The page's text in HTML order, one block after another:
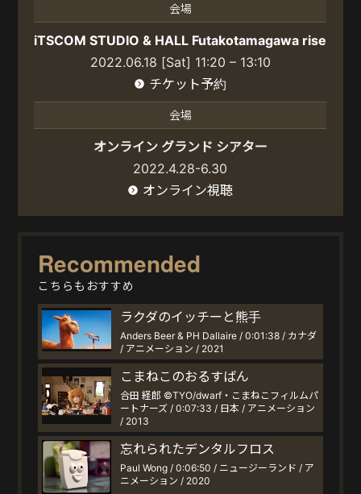
会場
iTSCOM STUDIO & HALL Futakotamagawa rise
2022.06.18 [Sat] 11:20 – 13:10
チケット予約
会場
オンライン グランド シアター
2022.4.28-6.30
オンライン視聴
Recommended
こちらもおすすめ
ラクダのイッチーと熊手
Anders Beer & PH Dallaire / 0:01:38 / カナダ
/ アニメーション / 2021
こまねこのおるすばん
合田 経郎 ©TYO/dwarf・こまねこフィルムパ
ートナーズ / 0:07:33 / 日本 / アニメーション
/ 2013
忘れられたデンタルフロス
Paul Wong / 0:06:50 / ニュージーランド / ア
ニメーション / 2020